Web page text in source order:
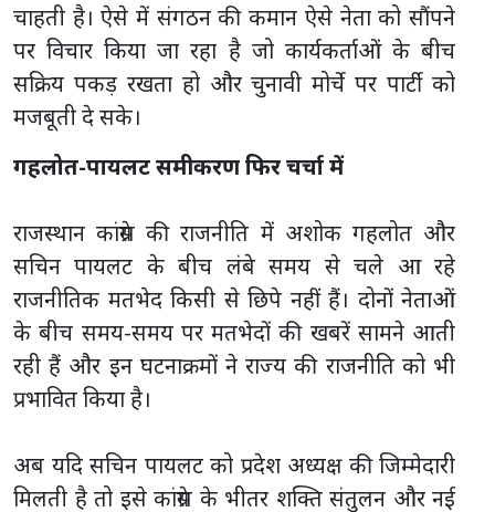
चाहती है। ऐसे में संगठन की कमान ऐसे नेता को सौंपने
पर विचार किया जा रहा है जो कार्यकर्ताओं के बीच
सक्रिय पकड़ रखता हो और चुनावी मोर्चे पर पार्टी को
मजबूती दे सके।
गहलोत-पायलट समीकरण फिर चर्चा में
राजस्थान कांग्रेस की राजनीति में अशोक गहलोत और
सचिन पायलट के बीच लंबे समय से चले आ रहे
राजनीतिक मतभेद किसी से छिपे नहीं हैं। दोनों नेताओं
के बीच समय-समय पर मतभेदों की खबरें सामने आती
रही हैं और इन घटनाक्रमों ने राज्य की राजनीति को भी
प्रभावित किया है।
अब यदि सचिन पायलट को प्रदेश अध्यक्ष की जिम्मेदारी
मिलती है तो इसे कांग्रेस के भीतर शक्ति संतुलन और नई